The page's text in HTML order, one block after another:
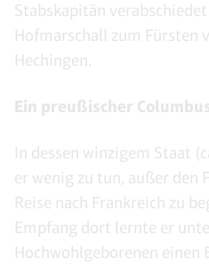
Stabskapitän
Hofmarschall zum Fürsten
Hechingen.
Ein preußischer Columbus
In dessen winzigem Staat
er wenig zu tun, außer den
Reise nach Frankreich zu
Empfang dort lernte er
Hochwohlgeborenen einen